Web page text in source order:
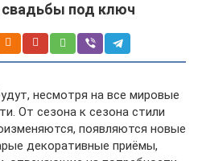
под ключ
несмотря на все мировые
От сезона к сезона стили
появляются новые
декоративные приёмы,